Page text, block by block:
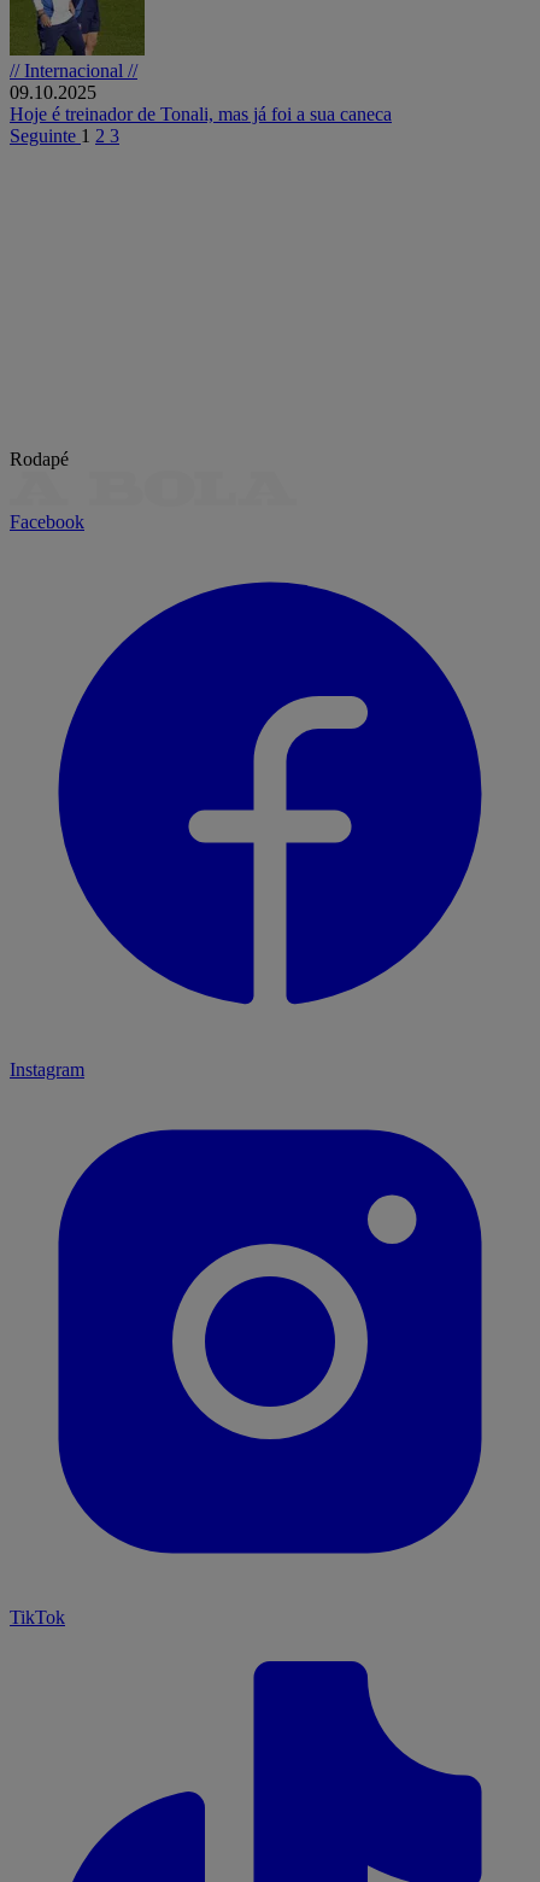
// Internacional //
09.10.2025
Hoje é treinador de Tonali, mas já foi a sua caneca
Seguinte 1 2 3
Rodapé
Facebook
Instagram
TikTok